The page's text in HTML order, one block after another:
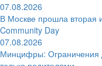
07.08.2026
В Москве прошла вторая
Community Day
07.08.2026
Минцифры: Ограничения